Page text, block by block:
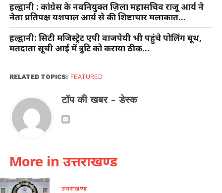
हल्द्वानी : कांग्रेस के नवनियुक्त ज़िला महासचिव राजू आर्य ने
नेता प्रतिपक्ष यशपाल आर्य से की शिष्टाचार मलाकात…
हल्द्वानी: सिटी मजिस्ट्रेट एपी वाजपेयी भी पहुंचे पोलिंग बूथ,
मतदाता सूची आई में त्रुटि को कराया ठीक…
RELATED TOPICS: FEATURED
टॉप की खबर - डेस्क
More in उत्तराखण्ड
उत्तराखण्ड